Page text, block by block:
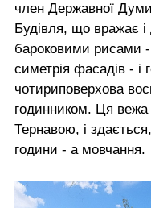
член Державної Думи
Будівля, що вражає і
бароковими рисами -
симетрія фасадів - і
чотириповерхова
годинником. Ця
Тернавою, і
години - а мовчання.